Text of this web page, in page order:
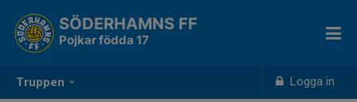
Truppen Logga in
SÖDERHAMNS FF
Pojkar födda 17